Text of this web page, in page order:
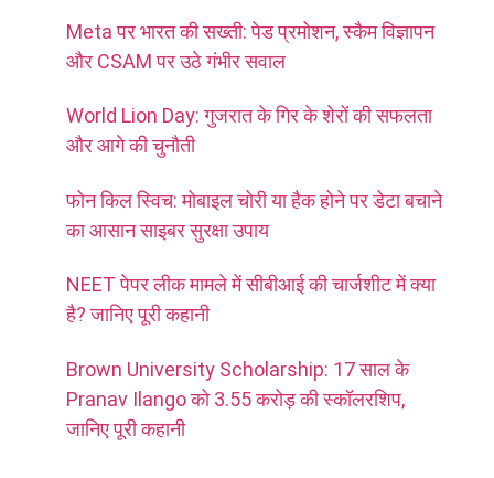
Meta पर भारत की सख्ती: पेड प्रमोशन, स्कैम विज्ञापन
और CSAM पर उठे गंभीर सवाल
World Lion Day: गुजरात के गिर के शेरों की सफलता
और आगे की चुनौती
फोन किल स्विच: मोबाइल चोरी या हैक होने पर डेटा बचाने
का आसान साइबर सुरक्षा उपाय
NEET पेपर लीक मामले में सीबीआई की चार्जशीट में क्या
है? जानिए पूरी कहानी
Brown University Scholarship: 17 साल के
Pranav Ilango को 3.55 करोड़ की स्कॉलरशिप,
जानिए पूरी कहानी